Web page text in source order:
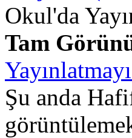
Okul'da
Tam
Şu anda